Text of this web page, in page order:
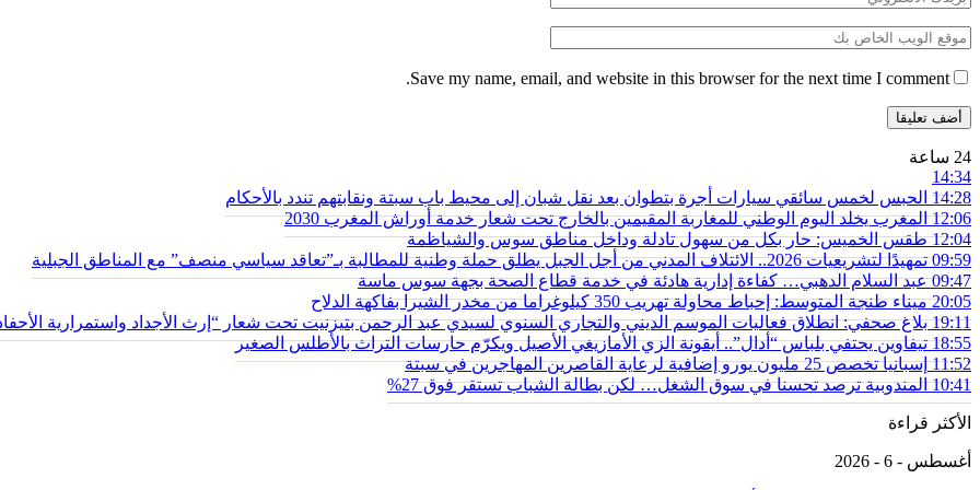
Save my name, email, and website in this browser for the next time I comment.
24 ساعة
14:34
14:28 الحبس لخمس سائقي سيارات أجرة بتطوان بعد نقل شبان إلى محيط باب سبتة ونقابتهم تندد بالأحكام
12:06 المغرب يخلد اليوم الوطني للمغاربة المقيمين بالخارج تحت شعار خدمة أوراش المغرب 2030
12:04 طقس الخميس: ﺣﺎﺭ بكل من سهول تادلة وداخل مناطق سوس والشياظمة
09:59 تمهيدًا لتشريعيات 2026.. الائتلاف المدني من أجل الجبل يطلق حملة وطنية للمطالبة بـ”تعاقد سياسي منصف” مع المناطق الجبلية
09:47 عبد السلام الدهبي… كفاءة إدارية هادئة في خدمة قطاع الصحة بجهة سوس ماسة
20:05 ميناء طنجة المتوسط: إحباط محاولة تهريب 350 كيلوغراما من مخدر الشيرا بفاكهة الدلاح
19:11 بلاغ صحفي: انطلاق فعاليات الموسم الديني والتجاري السنوي لسيدي عبد الرحمن بتيزنيت تحت شعار “إرث الأجداد واستمرارية
18:55 تيفاوين يحتفي بلباس “أدال”.. أيقونة الزي الأمازيغي الأصيل ويكرّم حارسات التراث بالأطلس الصغير
11:52 إسبانيا تخصص 25 مليون يورو إضافية لرعاية القاصرين المهاجرين في سبتة
10:41 المندوبية ترصد تحسنا في سوق الشغل… لكن بطالة الشباب تستقر فوق 27%
الأكثر قراءة
أغسطس - 6 - 2026